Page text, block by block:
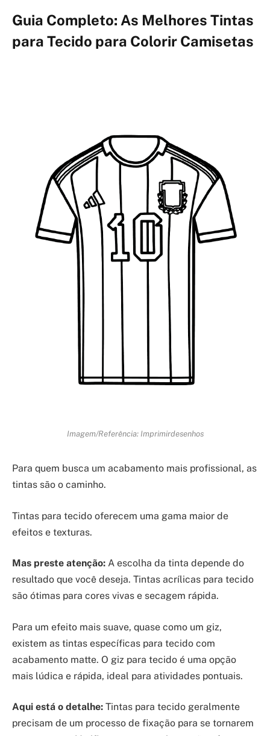
Guia Completo: As Melhores Tintas
para Tecido para Colorir Camisetas
Imagem/Referência: Imprimirdesenhos
Para quem busca um acabamento mais profissional, as
tintas são o caminho.
Tintas para tecido oferecem uma gama maior de
efeitos e texturas.
Mas preste atenção: A escolha da tinta depende do
resultado que você deseja. Tintas acrílicas para tecido
são ótimas para cores vivas e secagem rápida.
Para um efeito mais suave, quase como um giz,
existem as tintas específicas para tecido com
acabamento matte. O giz para tecido é uma opção
mais lúdica e rápida, ideal para atividades pontuais.
Aqui está o detalhe: Tintas para tecido geralmente
precisam de um processo de fixação para se tornarem